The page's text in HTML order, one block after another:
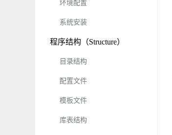
环境配置
系统安装
程序结构（Structure）
目录结构
配置文件
模板文件
库表结构